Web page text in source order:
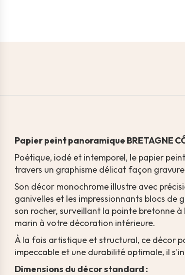
Papier peint panoramique BRETAGNE
Poétique, iodé et intemporel, le papier
travers un graphisme délicat façon
Son décor monochrome illustre avec
ganivelles et les impressionnants blocs
son rocher, surveillant la pointe bretonne à
marin à votre décoration intérieure.
À la fois artistique et structural, ce décor
impeccable et une durabilité optimale, il
Dimensions du décor standard :